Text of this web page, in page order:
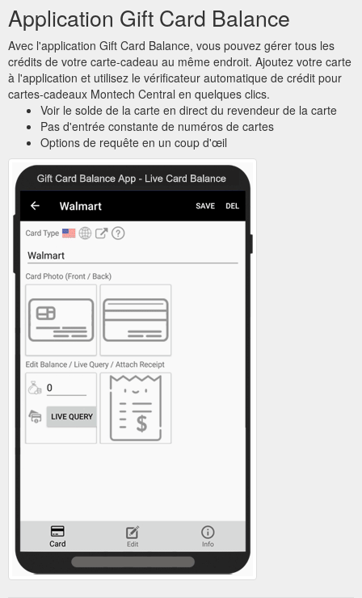
Application Gift Card Balance
Avec l'application Gift Card Balance, vous pouvez gérer tous les
crédits de votre carte-cadeau au même endroit. Ajoutez votre carte
à l'application et utilisez le vérificateur automatique de crédit pour
cartes-cadeaux Montech Central en quelques clics.
Voir le solde de la carte en direct du revendeur de la carte
Pas d'entrée constante de numéros de cartes
Options de requête en un coup d'œil